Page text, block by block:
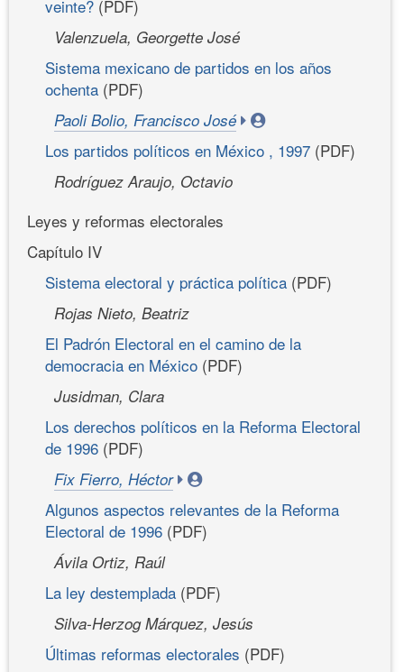
veinte? (PDF)
Valenzuela, Georgette José
Sistema mexicano de partidos en los años
ochenta (PDF)
Paoli Bolio, Francisco José
Los partidos políticos en México , 1997 (PDF)
Rodríguez Araujo, Octavio
Leyes y reformas electorales
Capítulo IV
Sistema electoral y práctica política (PDF)
Rojas Nieto, Beatriz
El Padrón Electoral en el camino de la
democracia en México (PDF)
Jusidman, Clara
Los derechos políticos en la Reforma Electoral
de 1996 (PDF)
Fix Fierro, Héctor
Algunos aspectos relevantes de la Reforma
Electoral de 1996 (PDF)
Ávila Ortiz, Raúl
La ley destemplada (PDF)
Silva-Herzog Márquez, Jesús
Últimas reformas electorales (PDF)